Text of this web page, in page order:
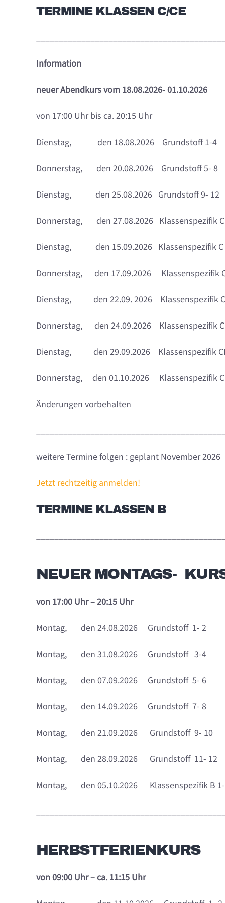
TERMINE KLASSEN C/CE
Information
neuer Abendkurs vom 18.08.2026- 01.10.2026
von 17:00 Uhr bis ca. 20:15 Uhr
Dienstag, den 18.08.2026 Grundstoff 1-4
Donnerstag, den 20.08.2026 Grundstoff 5- 8
Dienstag, den 25.08.2026 Grundstoff 9- 12
Donnerstag, den 27.08.2026 Klassenspezifik
Dienstag, den 15.09.2026 Klassenspezifik C
Donnerstag, den 17.09.2026 Klassenspezifik
Dienstag, den 22.09. 2026 Klassenspezifik
Donnerstag, den 24.09.2026 Klassenspezifik
Dienstag, den 29.09.2026 Klassenspezifik
Donnerstag, den 01.10.2026 Klassenspezifik
Änderungen vorbehalten
weitere Termine folgen : geplant November 2026
Jetzt rechtzeitig anmelden!
TERMINE KLASSEN B
NEUER MONTAGS-
von 17:00 Uhr – 20:15 Uhr
Montag, den 24.08.2026 Grundstoff 1- 2
Montag, den 31.08.2026 Grundstoff 3-4
Montag, den 07.09.2026 Grundstoff 5- 6
Montag, den 14.09.2026 Grundstoff 7- 8
Montag, den 21.09.2026 Grundstoff 9- 10
Montag, den 28.09.2026 Grundstoff 11- 12
Montag, den 05.10.2026 Klassenspezifik B
HERBSTFERIENKURS
von 09:00 Uhr – ca. 11:15 Uhr